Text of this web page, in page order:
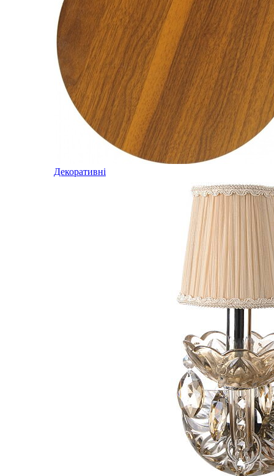
Декоративні